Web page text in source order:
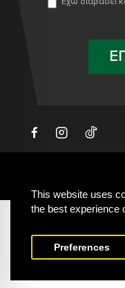
This website uses
the best experience
Preferences
© 2021 PET
ΤΡΟΠΟΙ
ΠΛΗΡΩΜΗΣ